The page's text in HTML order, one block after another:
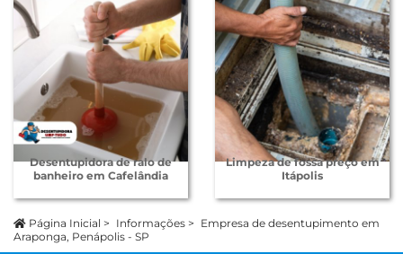
Desentupidora de ralo de
banheiro em Cafelândia
Limpeza de fossa preço em
Itápolis
Página Inicial > Informações > Empresa de desentupimento em
Araponga, Penápolis - SP